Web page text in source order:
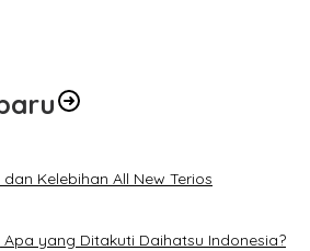
Kelebihan All New Terios
Apa yang Ditakuti Daihatsu Indonesia?